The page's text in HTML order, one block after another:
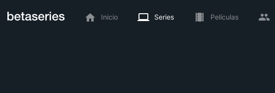
Inicio Series Películas